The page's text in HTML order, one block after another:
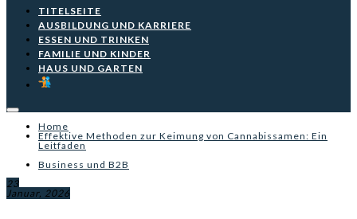
TITELSEITE
AUSBILDUNG UND KARRIERE
ESSEN UND TRINKEN
FAMILIE UND KINDER
HAUS UND GARTEN
Home
Effektive Methoden zur Keimung von Cannabissamen: Ein
Leitfaden
Business und B2B
23
Januar, 2026